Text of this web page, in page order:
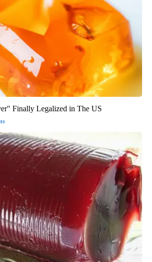
Finally Legalized in The US